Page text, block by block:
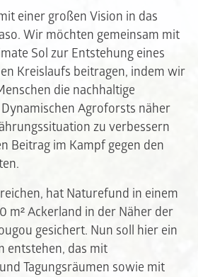
einer großen Vision in das
Wir möchten gemeinsam mit
Sol zur Entstehung eines
Kreislaufs beitragen, indem wir
die nachhaltige
Agroforsts näher
zu verbessern
Beitrag im Kampf gegen den
hat Naturefund in einem
m² Ackerland in der Näher der
gesichert. Nun soll hier ein
entstehen, das mit
Tagungsräumen sowie mit